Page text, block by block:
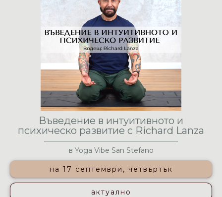
Въведение в интуитивното и
психическо развитие с Richard Lanza
в Yoga Vibe San Stefano
на 17 септември, четвъртък
актуално